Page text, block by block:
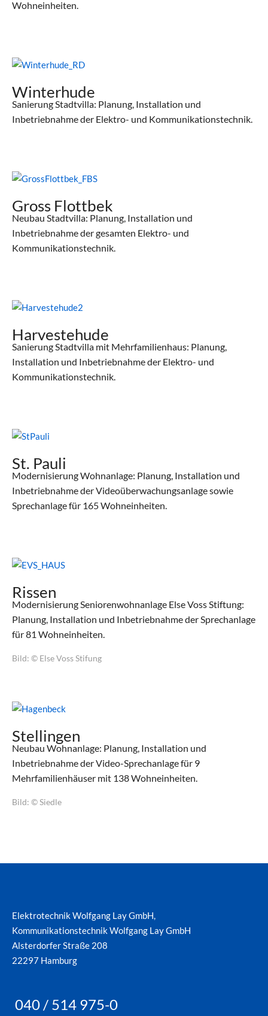
Wohneinheiten.
Winterhude
Sanierung Stadtvilla: Planung, Installation und
Inbetriebnahme der Elektro- und Kommunikationstechnik.
Gross Flottbek
Neubau Stadtvilla: Planung, Installation und
Inbetriebnahme der gesamten Elektro- und
Kommunikationstechnik.
Harvestehude
Sanierung Stadtvilla mit Mehrfamilienhaus: Planung,
Installation und Inbetriebnahme der Elektro- und
Kommunikationstechnik.
St. Pauli​
Modernisierung Wohnanlage: Planung, Installation und
Inbetriebnahme der Videoüberwachungsanlage sowie
Sprechanlage für 165 Wohneinheiten.
Rissen
Modernisierung Seniorenwohnanlage Else Voss Stiftung:
Planung, Installation und Inbetriebnahme der Sprechanlage
für 81 Wohneinheiten.
Bild: © Else Voss Stifung
Stellingen
Neubau Wohnanlage: Planung, Installation und
Inbetriebnahme der Video-Sprechanlage für 9
Mehrfamilienhäuser mit 138 Wohneinheiten.
Bild: © Siedle
Elektrotechnik Wolfgang Lay GmbH,
Kommunikationstechnik Wolfgang Lay GmbH
Alsterdorfer Straße 208
22297 Hamburg
040 / 514 975-0